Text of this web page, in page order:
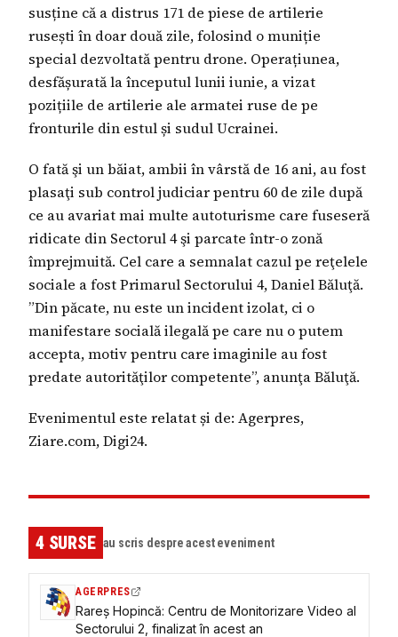
susține că a distrus 171 de piese de artilerie
rusești în doar două zile, folosind o muniție
special dezvoltată pentru drone. Operațiunea,
desfășurată la începutul lunii iunie, a vizat
pozițiile de artilerie ale armatei ruse de pe
fronturile din estul și sudul Ucrainei.
O fată şi un băiat, ambii în vârstă de 16 ani, au fost
plasaţi sub control judiciar pentru 60 de zile după
ce au avariat mai multe autoturisme care fuseseră
ridicate din Sectorul 4 şi parcate într-o zonă
împrejmuită. Cel care a semnalat cazul pe reţelele
sociale a fost Primarul Sectorului 4, Daniel Băluţă.
”Din păcate, nu este un incident izolat, ci o
manifestare socială ilegală pe care nu o putem
accepta, motiv pentru care imaginile au fost
predate autorităţilor competente”, anunţa Băluţă.
Evenimentul este relatat și de: Agerpres,
Ziare.com, Digi24.
4SURSE au scris despre acest eveniment
AGERPRES
Rareș Hopincă: Centru de Monitorizare Video al
Sectorului 2, finalizat în acest an